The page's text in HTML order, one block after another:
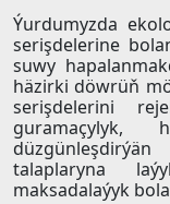
Ýurdumyzda
serişdelerine
suwy
häzirki döwrüň
serişdelerini
talaplaryna
maksadalaýyk